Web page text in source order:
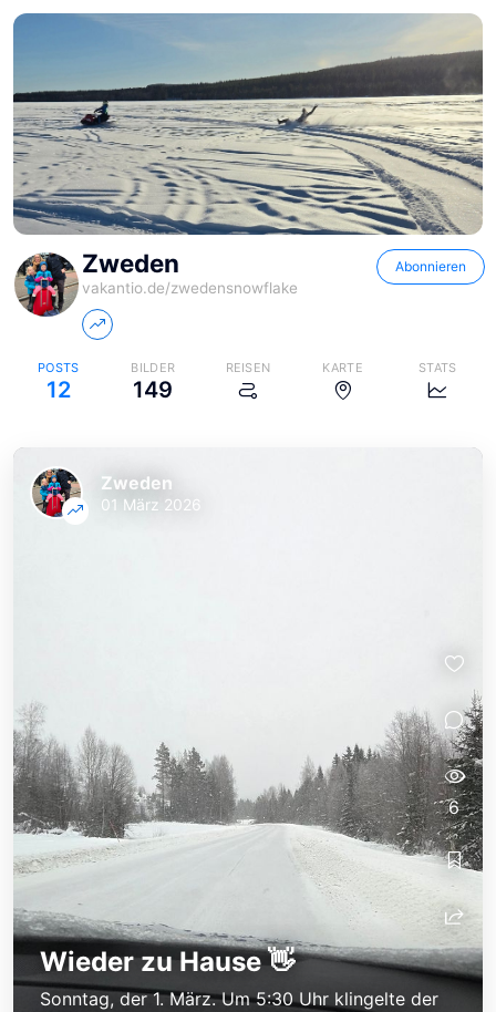
Zweden
vakantio.de/zwedensnowflake
Abonnieren
POSTS
12
BILDER
149
REISEN KARTE STATS
Wieder zu Hause 👋
Sonntag, der 1. März. Um 5:30 Uhr klingelte der
Zweden
01 März 2026
6